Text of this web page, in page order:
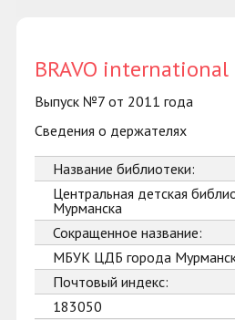
BRAVO
Выпуск №7 от 2011 года
Сведения о держателях
Название библиотеки:
Центральная детская
Мурманска
Сокращенное название:
МБУК ЦДБ города
Почтовый индекс:
183050